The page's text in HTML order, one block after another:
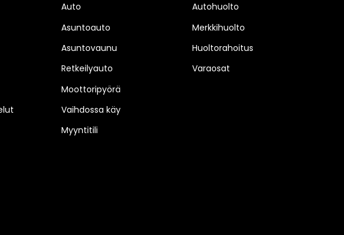
Auto
Asuntoauto
Asuntovaunu
Retkeilyauto
Moottoripyörä
Vaihdossa käy
Myyntitili
Autohuolto
Merkkihuolto
Huoltorahoitus
Varaosat